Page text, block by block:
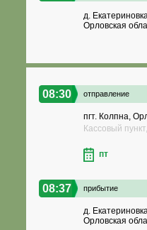
д.
Орловская
08:30 отправление
пгт. Колпна,
Кассовый
пт
08:37 прибытие
д.
Орловская